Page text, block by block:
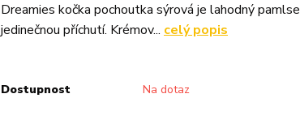
Dreamies kočka pochoutka sýrová je lahodný
jedinečnou příchutí. Krémov... celý popis
Dostupnost Na dotaz